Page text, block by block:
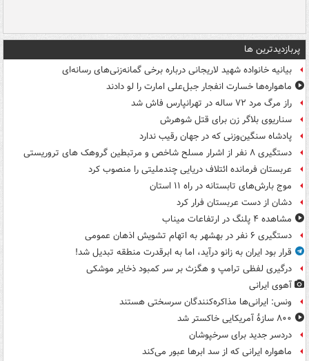
پربازدیدترین ها
بیانیه خانواده شهید لاریجانی درباره برخی گمانه‌زنی‌های رسانه‌ای
ماهواره‌ها خسارت انفجار جبل‌علی امارت را لو دادند
راز مرگ مرد ۷۲ ساله در تهرانپارس فاش شد
سناریوی بلاگر زن برای قتل شوهرش
پادشاه سنگین‌وزنی که در جهان رقیب ندارد
دستگیری ۸ نفر از اشرار مسلح شاخص و مرتبطین گروهک های تروریستی
عربستان فرمانده ائتلاف دریایی چندملیتی را منصوب کرد
موج بارش‌های تابستانه در راه ۱۱ استان
دشان از دست عربستان فرار کرد
مشاهده ۴ پلنگ در ارتفاعات میناب
دستگیری ۶ نفر در بهشهر به اتهام تشویش اذهان عمومی
قرار بود ایران به زانو درآید، اما به ابرقدرت منطقه تبدیل شد!
درگیری لفظی ترامپ و هگزث بر سر کمبود ذخایر موشکی
آهوی ایرانی
ونس: ایرانی‌ها مذاکره‌کنندگان سرسختی هستند
۸۰۰ سازۀ آمریکایی خاکستر شد
دردسر جدید برای سرخپوشان
ماهواره ایرانی که از سد ابرها عبور می‌کند